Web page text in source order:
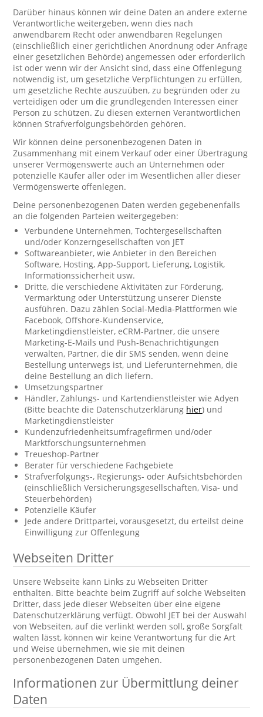
Darüber hinaus können wir deine Daten an andere externe
Verantwortliche weitergeben, wenn dies nach
anwendbarem Recht oder anwendbaren Regelungen
(einschließlich einer gerichtlichen Anordnung oder Anfrage
einer gesetzlichen Behörde) angemessen oder erforderlich
ist oder wenn wir der Ansicht sind, dass eine Offenlegung
notwendig ist, um gesetzliche Verpflichtungen zu erfüllen,
um gesetzliche Rechte auszuüben, zu begründen oder zu
verteidigen oder um die grundlegenden Interessen einer
Person zu schützen. Zu diesen externen Verantwortlichen
können Strafverfolgungsbehörden gehören.
Wir können deine personenbezogenen Daten in
Zusammenhang mit einem Verkauf oder einer Übertragung
unserer Vermögenswerte auch an Unternehmen oder
potenzielle Käufer aller oder im Wesentlichen aller dieser
Vermögenswerte offenlegen.
Deine personenbezogenen Daten werden gegebenenfalls
an die folgenden Parteien weitergegeben:
Verbundene Unternehmen, Tochtergesellschaften
und/oder Konzerngesellschaften von JET
Softwareanbieter, wie Anbieter in den Bereichen
Software, Hosting, App-Support, Lieferung, Logistik,
Informationssicherheit usw.
Dritte, die verschiedene Aktivitäten zur Förderung,
Vermarktung oder Unterstützung unserer Dienste
ausführen. Dazu zählen Social-Media-Plattformen wie
Facebook, Offshore-Kundenservice,
Marketingdienstleister, eCRM-Partner, die unsere
Marketing-E-Mails und Push-Benachrichtigungen
verwalten, Partner, die dir SMS senden, wenn deine
Bestellung unterwegs ist, und Lieferunternehmen, die
deine Bestellung an dich liefern.
Umsetzungspartner
Händler, Zahlungs- und Kartendienstleister wie Adyen
(Bitte beachte die Datenschutzerklärung hier) und
Marketingdienstleister
Kundenzufriedenheitsumfragefirmen und/oder
Marktforschungsunternehmen
Treueshop-Partner
Berater für verschiedene Fachgebiete
Strafverfolgungs-, Regierungs- oder Aufsichtsbehörden
(einschließlich Versicherungsgesellschaften, Visa- und
Steuerbehörden)
Potenzielle Käufer
Jede andere Drittpartei, vorausgesetzt, du erteilst deine
Einwilligung zur Offenlegung
Webseiten Dritter
Unsere Webseite kann Links zu Webseiten Dritter
enthalten. Bitte beachte beim Zugriff auf solche Webseiten
Dritter, dass jede dieser Webseiten über eine eigene
Datenschutzerklärung verfügt. Obwohl JET bei der Auswahl
von Webseiten, auf die verlinkt werden soll, große Sorgfalt
walten lässt, können wir keine Verantwortung für die Art
und Weise übernehmen, wie sie mit deinen
personenbezogenen Daten umgehen.
Informationen zur Übermittlung deiner
Daten